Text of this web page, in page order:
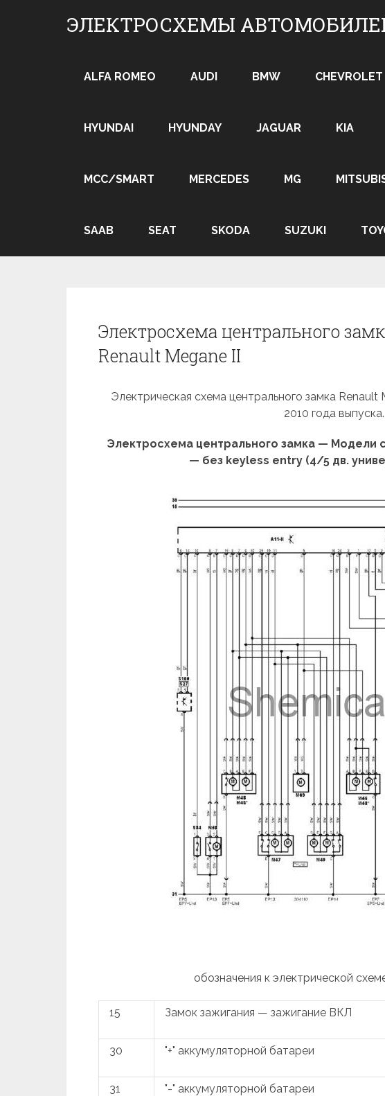
ЭЛЕКТРОСХЕМЫ
ALFA ROMEO AUDI BMW CHEVROLET
HYUNDAI HYUNDAY JAGUAR KIA
MCC/SMART MERCEDES MG
SAAB SEAT SKODA SUZUKI
Электросхема центрального
Renault Megane II
Электрическая схема центрального замка
2010 года выпуска.
Электросхема центрального замка — Модели
— без keyless entry (4/5 дв.
обозначения к электрической
15 Замок зажигания — зажигание ВКЛ
30 "+" аккумуляторной батареи
31 "-" аккумуляторной батареи